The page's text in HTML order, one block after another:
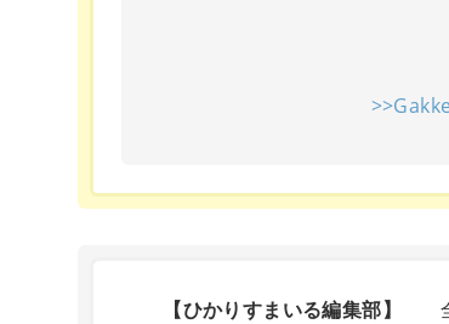
【ひかりすまいる編集部】